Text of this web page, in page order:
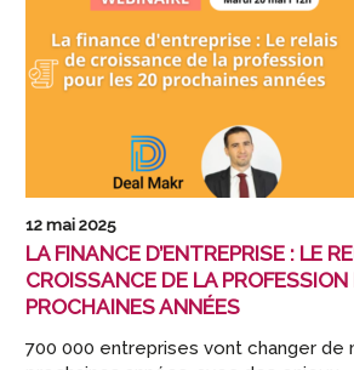
12 mai 2025
LA FINANCE D’ENTREPRISE : LE
CROISSANCE DE LA
PROCHAINES ANNÉES
700 000 entreprises vont changer de